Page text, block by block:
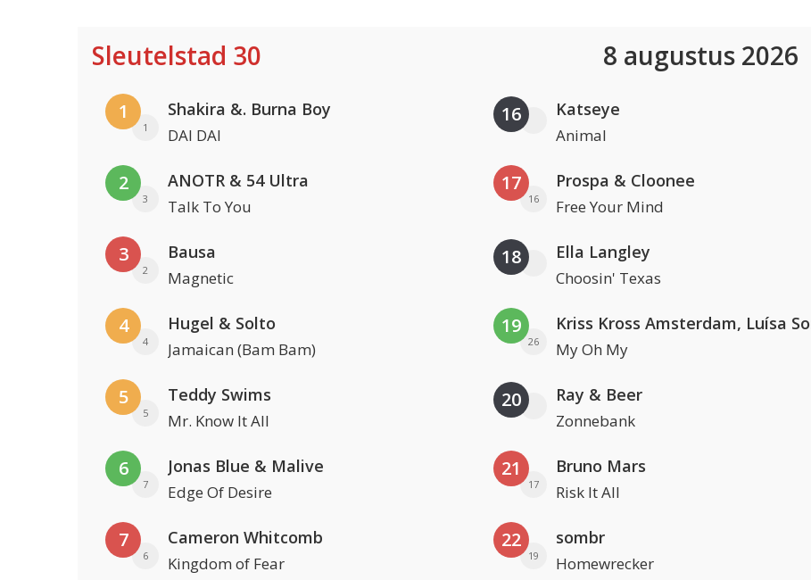
Sleutelstad 30 8 augustus 2026
1
1
Shakira &. Burna Boy
DAI DAI
2
3
ANOTR & 54 Ultra
Talk To You
3
2
Bausa
Magnetic
4
4
Hugel & Solto
Jamaican (Bam Bam)
5
5
Teddy Swims
Mr. Know It All
6
7
Jonas Blue & Malive
Edge Of Desire
7
6
Cameron Whitcomb
Kingdom of Fear
16 Katseye
Animal
17
16
Prospa & Cloonee
Free Your Mind
18 Ella Langley
Choosin' Texas
19
26 My Oh My
20 Ray & Beer
Zonnebank
21
17
Bruno Mars
Risk It All
22
19
sombr
Homewrecker